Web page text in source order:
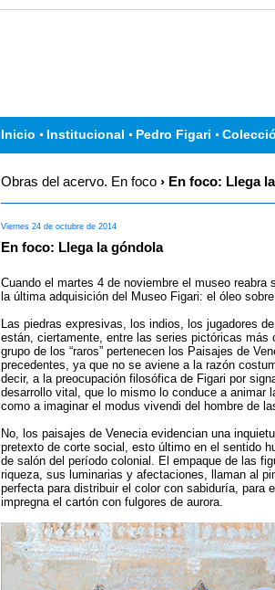
Inicio Institucional Pedro Figari
Obras del acervo. En foco› En foco: Llega
Viernes 24 de octubre de 2014
En foco: Llega la góndola
Cuando el martes 4 de noviembre el museo
la última adquisición del Museo Figari: el óleo
Las piedras expresivas, los indios, los jugadores
están, ciertamente, entre las series pictóricas más
grupo de los “raros” pertenecen los Paisajes de
precedentes, ya que no se aviene a la razón
decir, a la preocupación filosófica de Figari por
desarrollo vital, que lo mismo lo conduce a animar
como a imaginar el modus vivendi del hombre de
No, los paisajes de Venecia evidencian una
pretexto de corte social, esto último en el sentido
de salón del período colonial. El empaque de las
riqueza, sus luminarias y afectaciones, llaman al
perfecta para distribuir el color con sabiduría, para
impregna el cartón con fulgores de aurora.